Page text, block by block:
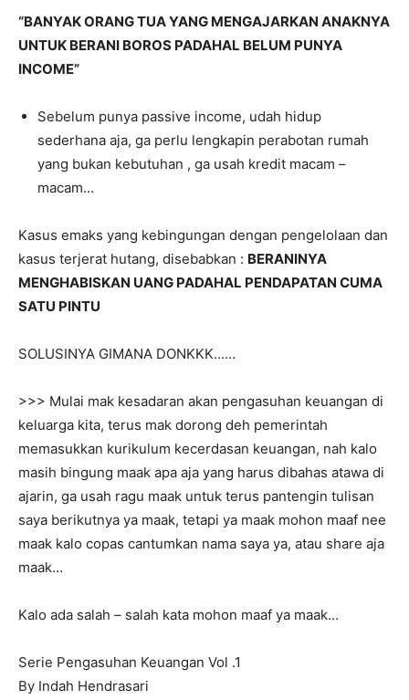
“BANYAK ORANG TUA YANG MENGAJARKAN ANAKNYA
UNTUK BERANI BOROS PADAHAL BELUM PUNYA
INCOME”
Sebelum punya passive income, udah hidup
sederhana aja, ga perlu lengkapin perabotan rumah
yang bukan kebutuhan , ga usah kredit macam –
macam…
Kasus emaks yang kebingungan dengan pengelolaan dan
kasus terjerat hutang, disebabkan : BERANINYA
MENGHABISKAN UANG PADAHAL PENDAPATAN CUMA
SATU PINTU
SOLUSINYA GIMANA DONKKK……
>>> Mulai mak kesadaran akan pengasuhan keuangan di
keluarga kita, terus mak dorong deh pemerintah
memasukkan kurikulum kecerdasan keuangan, nah kalo
masih bingung maak apa aja yang harus dibahas atawa di
ajarin, ga usah ragu maak untuk terus pantengin tulisan
saya berikutnya ya maak, tetapi ya maak mohon maaf nee
maak kalo copas cantumkan nama saya ya, atau share aja
maak…
Kalo ada salah – salah kata mohon maaf ya maak…
Serie Pengasuhan Keuangan Vol .1
By Indah Hendrasari